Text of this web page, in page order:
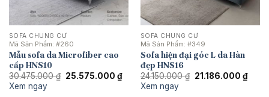
SOFA CHUNG CƯ
Mã Sản Phẩm: #260
Mẫu sofa da Microfiber cao
cấp HNS10
30.475.000₫ Giá
25.575.000 ₫Giá
hiện
Xem ngay
SOFA CHUNG CƯ
Mã Sản Phẩm: #349
Sofa hiện đại góc L da Hàn
đẹp HNS16
24.150.000₫ Giá
21.186.000 ₫Giá
hiện
Xem ngay